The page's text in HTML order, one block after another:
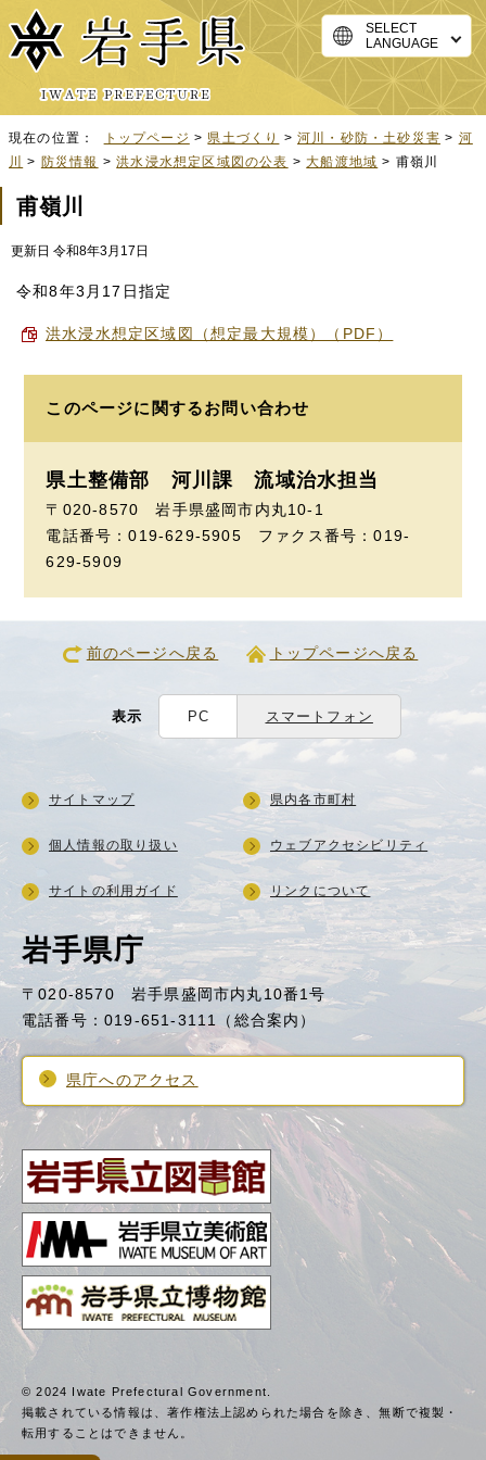
SELECT
LANGUAGE
現在の位置： トップページ > 県土づくり >河川・砂防・土砂災害 > 河
川
> 防災情報 >洪水浸水想定区域図の公表 >大船渡地域 > 甫嶺川
甫嶺川
更新日 令和8年3月17日
令和8年3月17日指定
洪水浸水想定区域図（想定最大規模）（PDF）
このページに関するお問い合わせ
県土整備部 河川課 流域治水担当
〒020-8570 岩手県盛岡市内丸10-1
電話番号：019-629-5905 ファクス番号：019-
629-5909
前のページへ戻る トップページへ戻る
表示 PC スマートフォン
岩手県庁
〒020-8570 岩手県盛岡市内丸10番1号
電話番号：019-651-3111（総合案内）
県庁へのアクセス
サイトマップ 県内各市町村
個人情報の取り扱い ウェブアクセシビリティ
サイトの利用ガイド リンクについて
© 2024 Iwate Prefectural Government.
掲載されている情報は、著作権法上認められた場合を除き、無断で複製・
転用することはできません。